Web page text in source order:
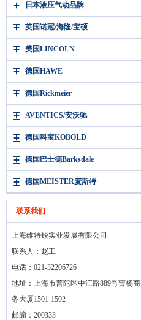
日本液压气动品牌
英国诺冠/海隆/宝硕
美国LINCOLN
德国HAWE
德国Rickmeier
AVENTICS/安沃驰
德国科宝KOBOLD
德国巴士德Barksdale
德国MEISTER麦斯特
联系我们
上海维特锐实业发展有限公司
联系人：赵工
电话：021-32206726
地址：上海市普陀区中江路889号曹杨商
务大厦1501-1502
邮编：200333